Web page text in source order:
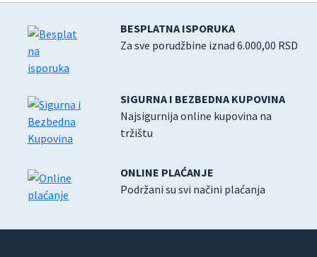
BESPLATNA ISPORUKA
Za sve porudžbine iznad 6.000,00 RSD
SIGURNA I BEZBEDNA KUPOVINA
Najsigurnija online kupovina na
tržištu
ONLINE PLAĆANJE
Podržani su svi načini plaćanja